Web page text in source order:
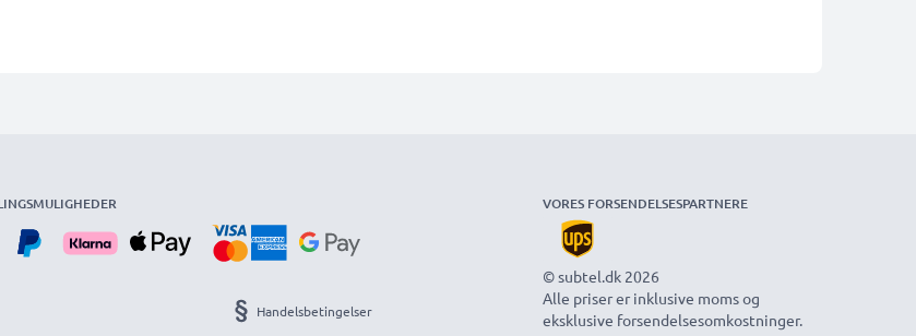
Handelsbetingelser
VORES FORSENDELSESPARTNERE
© subtel.dk 2026
Alle priser er inklusive moms og
eksklusive forsendelsesomkostninger.